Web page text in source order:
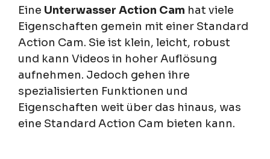
Eine Unterwasser Action Cam hat viele
Eigenschaften gemein mit einer Standard
Action Cam. Sie ist klein, leicht, robust
und kann Videos in hoher Auflösung
aufnehmen. Jedoch gehen ihre
spezialisierten Funktionen und
Eigenschaften weit über das hinaus, was
eine Standard Action Cam bieten kann.